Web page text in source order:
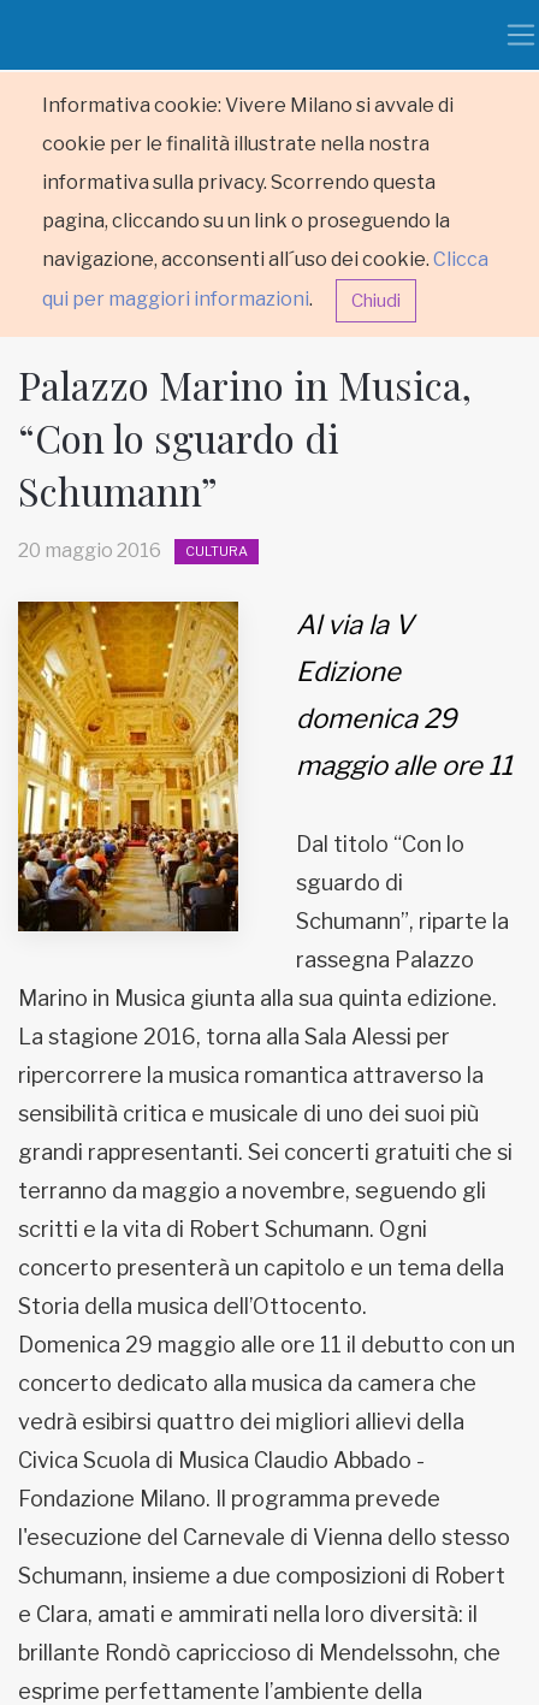
Informativa cookie: Vivere Milano si avvale di
cookie per le finalità illustrate nella nostra
informativa sulla privacy. Scorrendo questa
pagina, cliccando su un link o proseguendo la
navigazione, acconsenti all´uso dei cookie. Clicca
qui per maggiori informazioni. Chiudi
HOME
Inviateci le vostre segnalazioni
Iscriviti alla newsletter
www.viveremilano.info
Fondato e diretto da Enzo De
Bernardis
EDB edizioni - Via Brivio angolo C.
Imbonati, 89 20159 Milano (Italia)
Palazzo Marino in Musica,
“Con lo sguardo di
Schumann”
20 maggio 2016 CULTURA
Al via la V
Edizione
domenica 29
maggio alle ore 11
Dal titolo “Con lo
sguardo di
Schumann”, riparte la
rassegna Palazzo
Marino in Musica giunta alla sua quinta edizione.
La stagione 2016, torna alla Sala Alessi per
ripercorrere la musica romantica attraverso la
sensibilità critica e musicale di uno dei suoi più
grandi rappresentanti. Sei concerti gratuiti che si
terranno da maggio a novembre, seguendo gli
scritti e la vita di Robert Schumann. Ogni
concerto presenterà un capitolo e un tema della
Storia della musica dell’Ottocento.
Domenica 29 maggio alle ore 11 il debutto con un
concerto dedicato alla musica da camera che
vedrà esibirsi quattro dei migliori allievi della
Civica Scuola di Musica Claudio Abbado -
Fondazione Milano. Il programma prevede
l'esecuzione del Carnevale di Vienna dello stesso
Schumann, insieme a due composizioni di Robert
e Clara, amati e ammirati nella loro diversità: il
brillante Rondò capriccioso di Mendelssohn, che
esprime perfettamente l’ambiente della